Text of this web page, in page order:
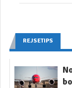
REJSETIPS